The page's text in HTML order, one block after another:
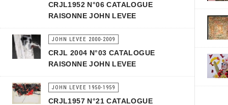
CRJL1952 N°06 CATALOGUE
RAISONNE JOHN LEVEE
JOHN LEVEE 2000-2009
CRJL 2004 N°03 CATALOGUE
RAISONNE JOHN LEVEE
JOHN LEVEE 1950-1959
CRJL1957 N°21 CATALOGUE